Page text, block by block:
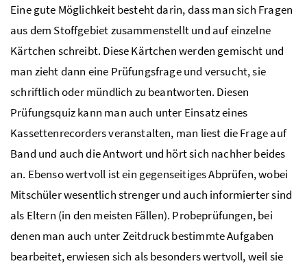
Eine gute Möglichkeit besteht darin, dass man sich Fragen
aus dem Stoffgebiet zusammenstellt und auf einzelne
Kärtchen schreibt. Diese Kärtchen werden gemischt und
man zieht dann eine Prüfungsfrage und versucht, sie
schriftlich oder mündlich zu beantworten. Diesen
Prüfungsquiz kann man auch unter Einsatz eines
Kassettenrecorders veranstalten, man liest die Frage auf
Band und auch die Antwort und hört sich nachher beides
an. Ebenso wertvoll ist ein gegenseitiges Abprüfen, wobei
Mitschüler wesentlich strenger und auch informierter sind
als Eltern (in den meisten Fällen). Probeprüfungen, bei
denen man auch unter Zeitdruck bestimmte Aufgaben
bearbeitet, erwiesen sich als besonders wertvoll, weil sie